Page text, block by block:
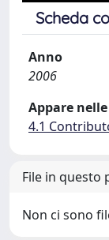
Scheda
Anno
2006
Appare
4.1
File in questo
Non ci sono